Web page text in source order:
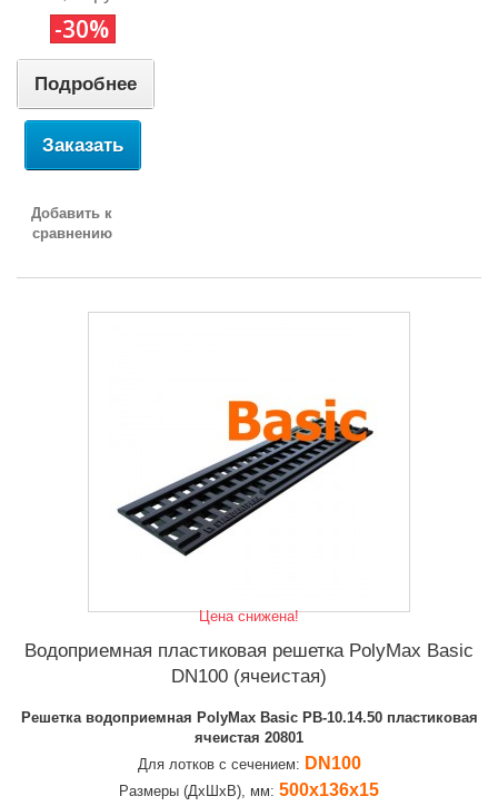
-30%
Подробнее
Заказать
Добавить к
сравнению
Цена снижена!
Водоприемная пластиковая решетка PolyMax Basic
DN100 (ячеистая)
Решетка водоприемная PolyMax Basic РВ-10.14.50 пластиковая
ячеистая 20801
Для лотков с сечением: DN100
Размеры (ДхШхВ), мм: 500х136х15